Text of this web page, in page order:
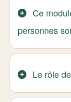
Ce
personnes
Le rôle